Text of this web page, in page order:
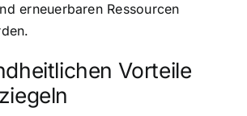
erneuerbaren Ressourcen
Vorteile